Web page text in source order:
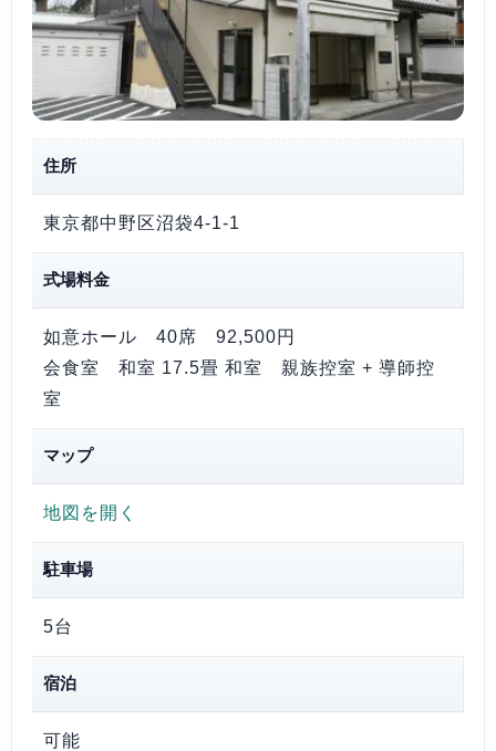
住所
東京都中野区沼袋4-1-1
式場料金
如意ホール 40席 92,500円
会食室 和室 17.5畳 和室 親族控室 + 導師控
室
マップ
地図を開く
駐車場
5台
宿泊
可能